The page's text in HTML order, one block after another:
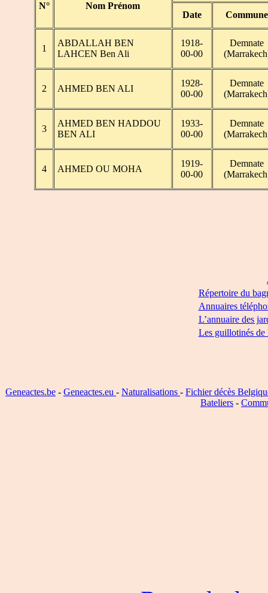
N° Nom Prénom
Date Commune
1
ABDALLAH BEN
LAHCEN Ben Ali
1918-
00-00
Demnate
2 AHMED BEN ALI
1928-
00-00
Demnate
3
AHMED BEN HADDOU
BEN ALI
1933-
00-00
Demnate
4 AHMED OU MOHA
1919-
00-00
Demnate
Répertoire du
Annuaires
L’annuaire des
Les guillotinés de
Geneactes.be - Geneactes.eu - Naturalisations - Fichier décès
Bateliers -